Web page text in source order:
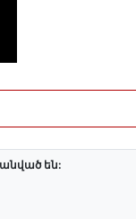
են: